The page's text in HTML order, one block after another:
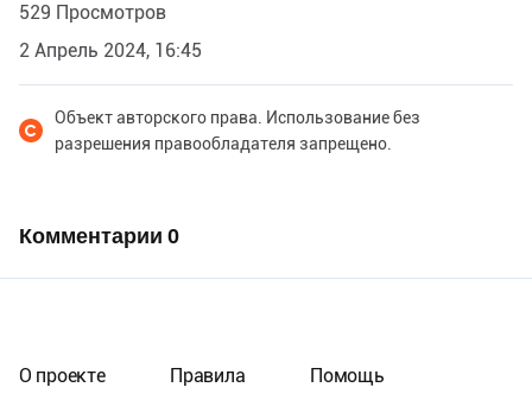
529 Просмотров
2 Апрель 2024, 16:45
Объект авторского права. Использование без
разрешения правообладателя запрещено.
Комментарии 0
О проекте Правила Помощь